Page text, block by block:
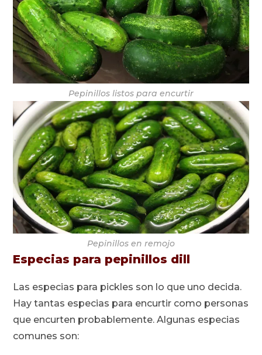
Pepinillos listos para encurtir
Pepinillos en remojo
Especias para pepinillos dill
Las especias para pickles son lo que uno decida.
Hay tantas especias para encurtir como personas
que encurten probablemente. Algunas especias
comunes son: